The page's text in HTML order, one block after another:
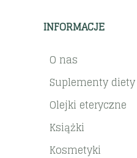
INFORMACJE
O nas
Suplementy diety
Olejki eteryczne
Książki
Kosmetyki